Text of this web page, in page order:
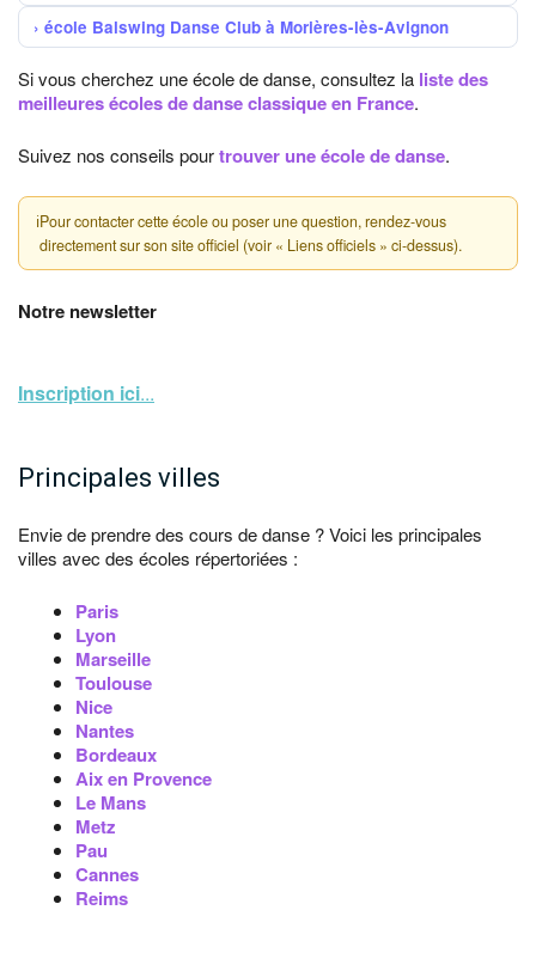
école Balswing Danse Club à Morières-lès-Avignon
Si vous cherchez une école de danse, consultez la liste des
meilleures écoles de danse classique en France.
Suivez nos conseils pourtrouver une école de danse.
ℹPour contacter cette école ou poser une question, rendez-vous
directement sur son site officiel (voir « Liens officiels » ci-dessus).
Notre newsletter
Inscription ici...
Principales villes
Envie de prendre des cours de danse ? Voici les principales
villes avec des écoles répertoriées :
Paris
Lyon
Marseille
Toulouse
Nice
Nantes
Bordeaux
Aix en Provence
Le Mans
Metz
Pau
Cannes
Reims